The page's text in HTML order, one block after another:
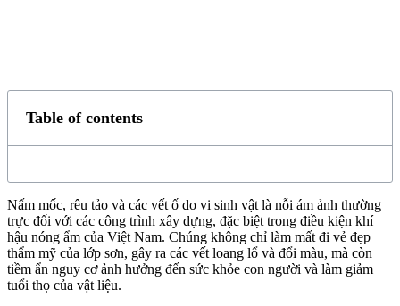
Table of contents
Nấm mốc, rêu tảo và các vết ố do vi sinh vật là nỗi ám ảnh thường
trực đối với các công trình xây dựng, đặc biệt trong điều kiện khí
hậu nóng ẩm của Việt Nam. Chúng không chỉ làm mất đi vẻ đẹp
thẩm mỹ của lớp sơn, gây ra các vết loang lổ và đổi màu, mà còn
tiềm ẩn nguy cơ ảnh hưởng đến sức khỏe con người và làm giảm
tuổi thọ của vật liệu.